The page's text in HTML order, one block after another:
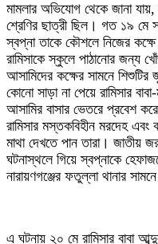
মামলার অভিযোগ থেকে জানা
শ্রেণির ছাত্রী ছিল। গত ১৯ মে
স্বপ্না তাকে কৌশলে নিজের
রামিসাকে স্কুলে পাঠানোর জন্য
আসামিদের কক্ষের সামনে
কোনো সাড়া না পেয়ে রামিসার
আসামির বাসার ভেতরে প্রবেশ
রামিসার মস্তকবিহীন মরদেহ
মাথা দেখতে পান তারা। জাতীয়
ঘটনাস্থলে গিয়ে স্বপ্নাকে
নারায়ণগঞ্জের ফতুল্লা থানার
এ ঘটনায় ২০ মে রামিসার বাবা